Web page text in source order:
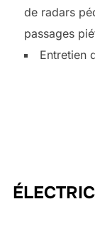
de radars
passages
Entretien